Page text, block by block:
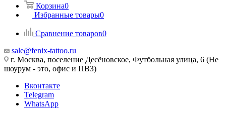
Корзина0
Избранные товары0
Сравнение товаров0
sale@fenix-tattoo.ru
г. Москва, поселение Десёновское, Футбольная улица, 6 (Не
шоурум - это, офис и ПВЗ)
Вконтакте
Telegram
WhatsApp